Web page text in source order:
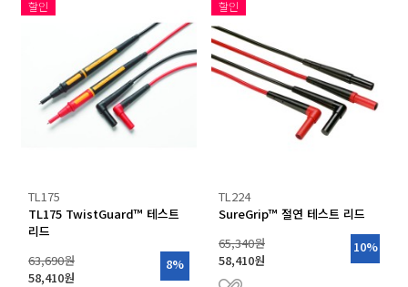
할인
TL175
TL175 TwistGuard™ 테스트
리드
63,690원
58,410원
8%
할인
TL224
SureGrip™ 절연 테스트 리드
65,340원
58,410원
10%